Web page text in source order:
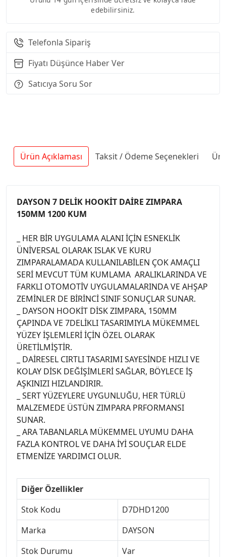
edebilirsiniz.
Telefonla Sipariş
Fiyatı Düşünce Haber Ver
Satıcıya Soru Sor
Ürün Açıklaması Taksit / Ödeme Seçenekleri
DAYSON 7 DELİK HOOKİT DAİRE ZIMPARA
150MM 1200 KUM
_ HER BİR UYGULAMA ALANI İÇİN ESNEKLİK
ÜNİVERSAL OLARAK ISLAK VE KURU
ZIMPARALAMADA KULLANILABİLEN ÇOK AMAÇLI
SERİ MEVCUT TÜM KUMLAMA ARALIKLARINDA VE
FARKLI OTOMOTİV UYGULAMALARINDA VE AHŞAP
ZEMİNLER DE BİRİNCİ SINIF SONUÇLAR SUNAR.
_ DAYSON HOOKİT DİSK ZIMPARA, 150MM
ÇAPINDA VE 7DELİKLI TASARIMIYLA MÜKEMMEL
YÜZEY İŞLEMLERİ İÇİN ÖZEL OLARAK
ÜRETİLMİŞTİR.
_ DAİRESEL CIRTLI TASARIMI SAYESİNDE HIZLI VE
KOLAY DİSK DEĞİŞİMLERİ SAĞLAR, BÖYLECE İŞ
AŞKINIZI HIZLANDIRIR.
_ SERT YÜZEYLERE UYGUNLUĞU, HER TÜRLÜ
MALZEMEDE ÜSTÜN ZIMPARA PRFORMANSI
SUNAR.
_ ARA TABANLARLA MÜKEMMEL UYUMU DAHA
FAZLA KONTROL VE DAHA İYİ SOUÇLAR ELDE
ETMENİZE YARDIMCI OLUR.
Diğer Özellikler
Stok Kodu
D7DHD1200
Marka
DAYSON
Stok Durumu
Var